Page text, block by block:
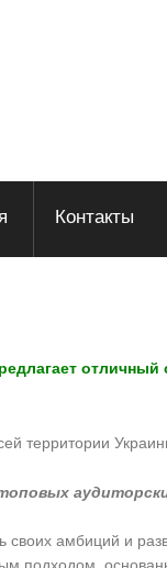
Контакты
отличный
территории
амбиций и